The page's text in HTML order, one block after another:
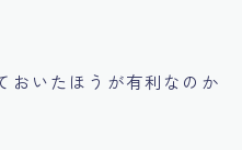
おいたほうが有利なのか